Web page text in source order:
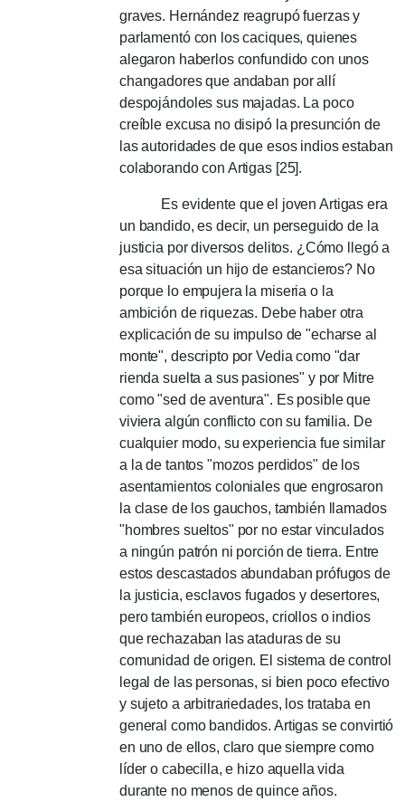
graves. Hernández reagrupó fuerzas y
parlamentó con los caciques, quienes
alegaron haberlos confundido con unos
changadores que andaban por allí
despojándoles sus majadas. La poco
creíble excusa no disipó la presunción de
las autoridades de que esos indios estaban
colaborando con Artigas [25].
Es evidente que el joven Artigas era
un bandido, es decir, un perseguido de la
justicia por diversos delitos. ¿Cómo llegó a
esa situación un hijo de estancieros? No
porque lo empujera la miseria o la
ambición de riquezas. Debe haber otra
explicación de su impulso de "echarse al
monte", descripto por Vedia como "dar
rienda suelta a sus pasiones" y por Mitre
como "sed de aventura". Es posible que
viviera algún conflicto con su familia. De
cualquier modo, su experiencia fue similar
a la de tantos "mozos perdidos" de los
asentamientos coloniales que engrosaron
la clase de los gauchos, también llamados
"hombres sueltos" por no estar vinculados
a ningún patrón ni porción de tierra. Entre
estos descastados abundaban prófugos de
la justicia,esclavos fugados y desertores,
pero también europeos, criollos o indios
que rechazaban las ataduras de su
comunidad de origen. El sistema de control
legal de las personas, si bien poco efectivo
y sujeto a arbitrariedades, los trataba en
general como bandidos. Artigas se convirtió
en uno de ellos, claro que siempre como
líder o cabecilla, e hizo aquella vida
durante no menos de quince años.